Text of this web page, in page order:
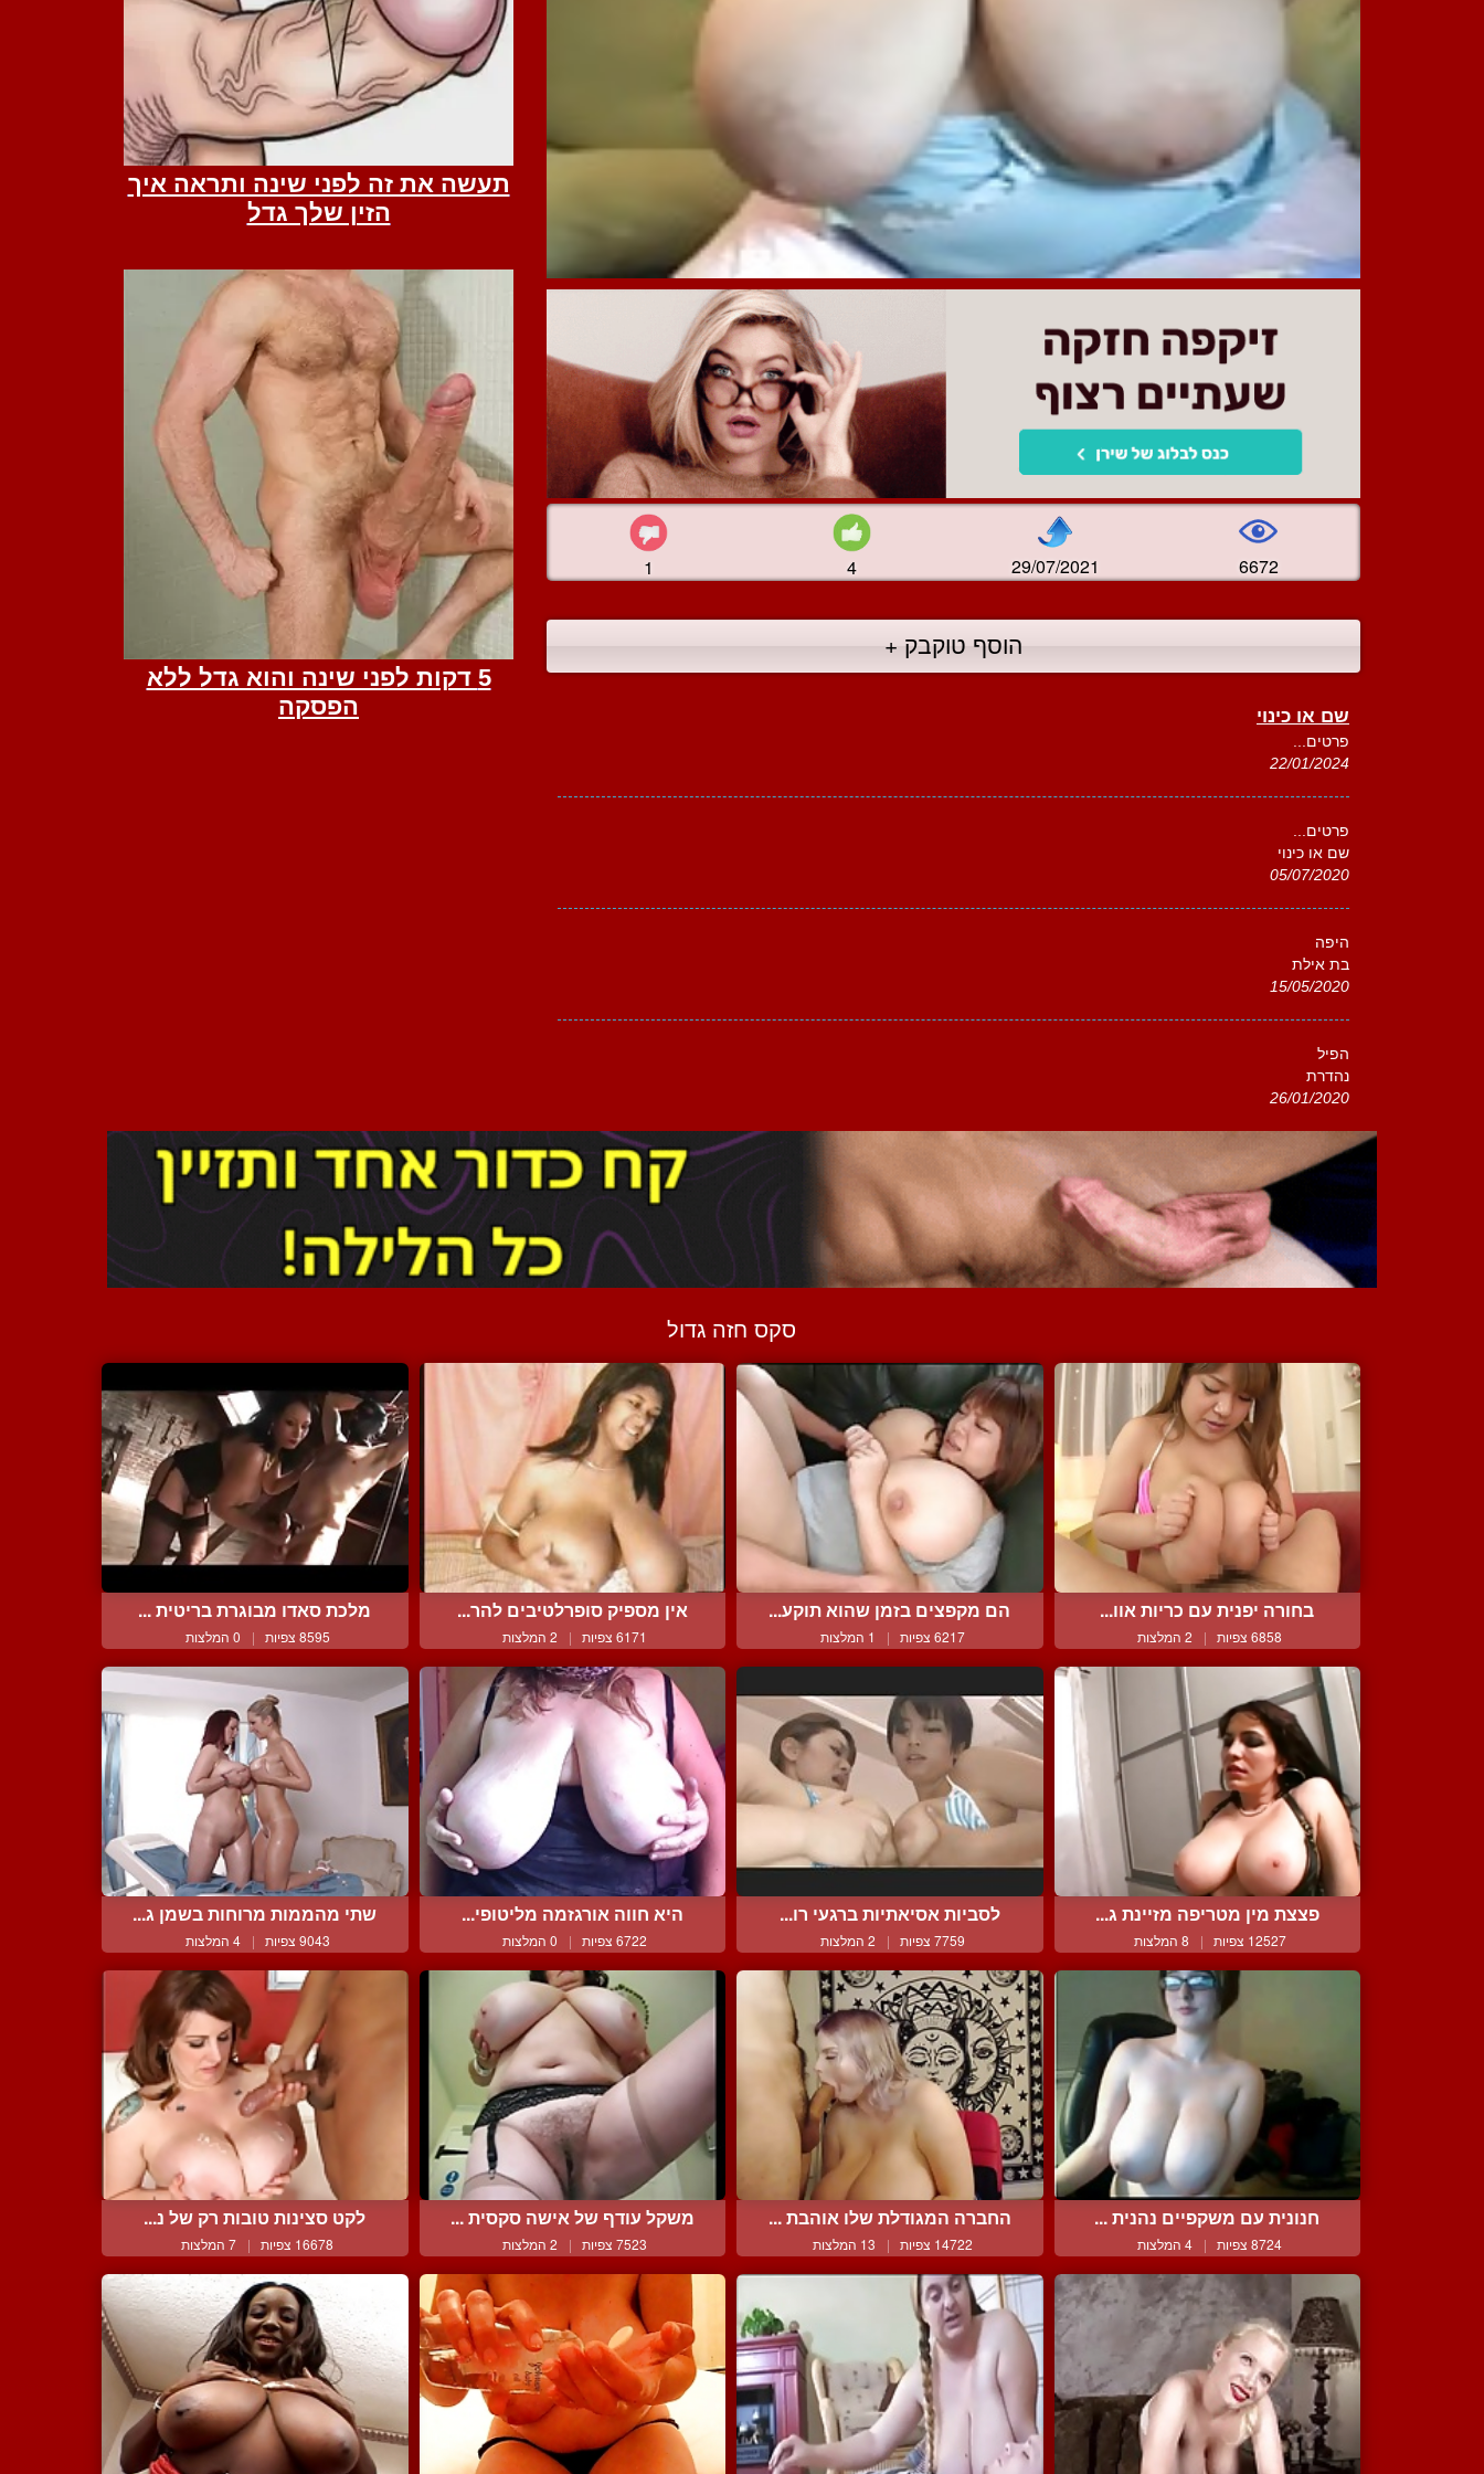
1 4 29/07/2021 6672
הוסף טוקבק +
שם או כינוי
פרטים...
22/01/2024
פרטים...
שם או כינוי
05/07/2020
היפה
בת אילת
15/05/2020
הפיל
נהדרת
26/01/2020
סקס חזה גדול
בחורה יפנית עם כריות אוו...
6858 צפיות | 2 המלצות
הם מקפצים בזמן שהוא תוקע...
6217 צפיות | 1 המלצות
אין מספיק סופרלטיבים להר...
6171 צפיות | 2 המלצות
מלכת סאדו מבוגרת בריטית ...
8595 צפיות | 0 המלצות
פצצת מין מטריפה מזיינת ג...
12527 צפיות | 8 המלצות
לסביות אסיאתיות ברגעי רו...
7759 צפיות | 2 המלצות
היא חווה אורגזמה מליטופי...
6722 צפיות | 0 המלצות
שתי מהממות מרוחות בשמן ג...
9043 צפיות | 4 המלצות
חנונית עם משקפיים נהנית ...
8724 צפיות | 4 המלצות
החברה המגודלת שלו אוהבת ...
14722 צפיות | 13 המלצות
משקל עודף של אישה סקסית ...
7523 צפיות | 2 המלצות
לקט סצינות טובות רק של נ...
16678 צפיות | 7 המלצות